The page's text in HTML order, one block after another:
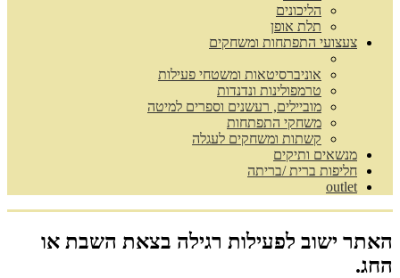
הליכונים
תלת אופן
צעצועי התפתחות ומשחקים
אוניברסיטאות ומשטחי פעילות
טרמפולינות ונדנדות
מוביילים, רעשנים וספרים למיטה
משחקי התפתחות
קשתות ומשחקים לעגלה
מנשאים ותיקים
חליפות ברית /בריתה
outlet
האתר ישוב לפעילות רגילה בצאת השבת או
החג.